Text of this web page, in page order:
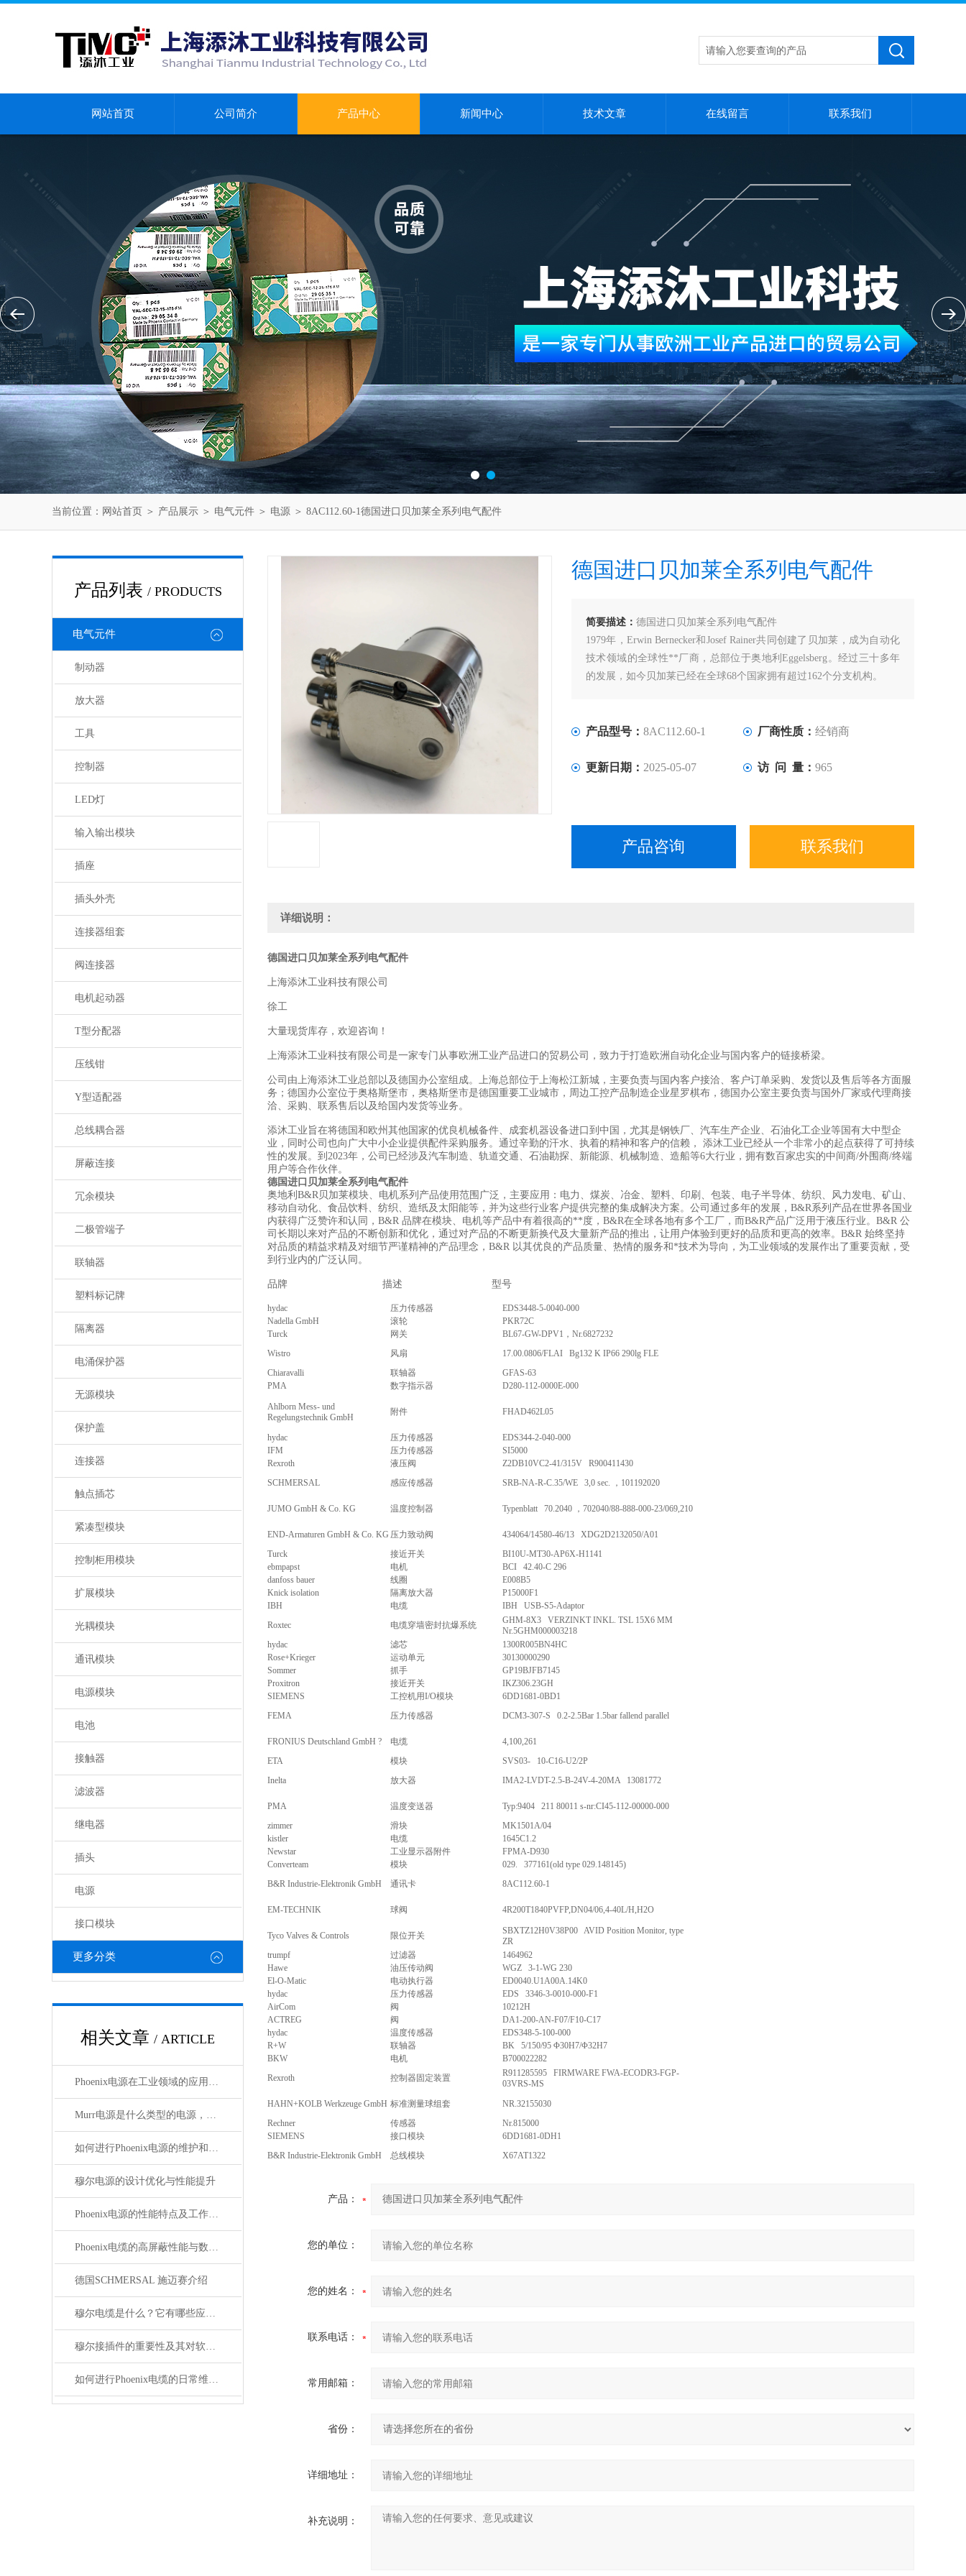
网站首页 公司简介 产品中心 新闻中心 技术文章 在线留言 联系我们
当前位置： 网站首页 ＞ 产品展示 ＞ 电气元件 ＞ 电源 ＞ 8AC112.60-1德国进口贝加莱全系列电气配件
产品列表 / PRODUCTS
电气元件
制动器
放大器
工具
控制器
LED灯
输入输出模块
插座
插头外壳
连接器组套
阀连接器
电机起动器
T型分配器
压线钳
Y型适配器
总线耦合器
屏蔽连接
冗余模块
二极管端子
联轴器
塑料标记牌
隔离器
电涌保护器
无源模块
保护盖
连接器
触点插芯
紧凑型模块
控制柜用模块
扩展模块
光耦模块
通讯模块
电源模块
电池
接触器
滤波器
继电器
插头
电源
接口模块
更多分类
相关文章 / ARTICLE
Phoenix电源在工业领域的应用与优势
Murr电源是什么类型的电源，主要用于哪些领域？
如何进行Phoenix电源的维护和保养？
穆尔电源的设计优化与性能提升
Phoenix电源的性能特点及工作温度分析
Phoenix电缆的高屏蔽性能与数据传输优势
德国SCHMERSAL 施迈赛介绍
穆尔电缆是什么？它有哪些应用领域？
穆尔接插件的重要性及其对软件开发的影响
如何进行Phoenix电缆的日常维护和保养？
德国进口贝加莱全系列电气配件
简要描述： 德国进口贝加莱全系列电气配件
1979年，Erwin Bernecker和Josef Rainer共同创建了贝加莱，成为自动化
技术领域的全球性**厂商，总部位于奥地利Eggelsberg。经过三十多年
的发展，如今贝加莱已经在全球68个国家拥有超过162个分支机构。
产品型号： 8AC112.60-1 厂商性质： 经销商
更新日期： 2025-05-07 访 问 量： 965
产品咨询 联系我们
详细说明：
德国进口贝加莱全系列电气配件
上海添沐工业科技有限公司
徐工
大量现货库存，欢迎咨询！
上海添沐工业科技有限公司是一家专门从事欧洲工业产品进口的贸易公司，致力于打造欧洲自动化企业与国内客户的链接桥梁。
公司由上海添沐工业总部以及德国办公室组成。上海总部位于上海松江新城，主要负责与国内客户接洽、客户订单采购、发货以及售后等各方面服
务；德国办公室位于奥格斯堡市，奥格斯堡市是德国重要工业城市，周边工控产品制造企业星罗棋布，德国办公室主要负责与国外厂家或代理商接
洽、采购、联系售后以及给国内发货等业务。
添沐工业旨在将德国和欧州其他国家的优良机械备件、成套机器设备进口到中国，尤其是钢铁厂、汽车生产企业、石油化工企业等国有大中型企
业，同时公司也向广大中小企业提供配件采购服务。通过辛勤的汗水、执着的精神和客户的信赖， 添沐工业已经从一个非常小的起点获得了可持续
性的发展。到2023年，公司已经涉及汽车制造、轨道交通、石油勘探、新能源、机械制造、造船等6大行业，拥有数百家忠实的中间商/外围商/终端
用户等合作伙伴。
德国进口贝加莱全系列电气配件
奥地利B&R贝加莱模块、电机系列产品使用范围广泛，主要应用：电力、煤炭、冶金、塑料、印刷、包装、电子半导体、纺织、风力发电、矿山、
移动自动化、食品饮料、纺织、造纸及太阳能等，并为这些行业客户提供完整的集成解决方案。公司通过多年的发展，B&R系列产品在世界各国业
内获得广泛赞许和认同，B&R 品牌在模块、电机等产品中有着很高的**度，B&R在全球各地有多个工厂，而B&R产品广泛用于液压行业。B&R 公
司长期以来对产品的不断创新和优化，通过对产品的不断更新换代及大量新产品的推出，让用户体验到更好的品质和更高的效率。B&R 始终坚持
对品质的精益求精及对细节严谨精神的产品理念，B&R 以其优良的产品质量、热情的服务和*技术为导向，为工业领域的发展作出了重要贡献，受
到行业内的广泛认同。
品牌 描述 型号
hydac 压力传感器
EDS3448-5-0040-000
Nadella GmbH
滚轮
PKR72C
Turck
网关
BL67-GW-DPV1，Nr.6827232
Wistro
风扇
17.00.0806/FLAI Bg132 K IP66 290lg FLE
Chiaravalli
联轴器
GFAS-63
PMA
数字指示器 D280-112-0000E-000
Ahlborn Mess- und
Regelungstechnik GmbH
附件 FHAD462L05
hydac 压力传感器
EDS344-2-040-000
IFM
压力传感器
SI5000
Rexroth
液压阀
Z2DB10VC2-41/315V R900411430
SCHMERSAL
感应传感器 SRB-NA-R-C.35/WE 3,0 sec. ，101192020
JUMO GmbH & Co. KG 温度控制器 Typenblatt 70.2040 ，702040/88-888-000-23/069,210
END-Armaturen GmbH & Co. KG 压力致动阀
434064/14580-46/13 XDG2D2132050/A01
Turck
接近开关
BI10U-MT30-AP6X-H1141
ebmpapst
电机
BCI 42.40-C 296
danfoss bauer
线圈
E008B5
Knick isolation
隔离放大器
P15000F1
IBH
电缆
IBH USB-S5-Adaptor
Roxtec
电缆穿墙密封抗爆系统
GHM-8X3 VERZINKT INKL. TSL 15X6 MM
Nr.5GHM000003218
hydac
滤芯
1300R005BN4HC
Rose+Krieger
运动单元
30130000290
Sommer
抓手
GP19BJFB7145
Proxitron
接近开关
IKZ306.23GH
SIEMENS
工控机用I/O模块
6DD1681-0BD1
FEMA
压力传感器 DCM3-307-S 0.2-2.5Bar 1.5bar fallend parallel
FRONIUS Deutschland GmbH ? 电缆
4,100,261
ETA
模块
SVS03- 10-C16-U2/2P
Inelta
放大器 IMA2-LVDT-2.5-B-24V-4-20MA 13081772
PMA 温度变送器
Typ:9404 211 80011 s-nr:CI45-112-00000-000
zimmer
滑块
MK1501A/04
kistler
电缆
1645C1.2
Newstar
工业显示器附件
FPMA-D930
Converteam
模块
029. 377161(old type 029.148145)
B&R Industrie-Elektronik GmbH
通讯卡 8AC112.60-1
EM-TECHNIK 球阀 4R200T1840PVFP,DN04/06,4-40L/H,H2O
Tyco Valves & Controls 限位开关
SBXTZ12H0V38P00 AVID Position Monitor, type
ZR
trumpf
过滤器
1464962
Hawe
油压传动阀
WGZ 3-1-WG 230
El-O-Matic
电动执行器
ED0040.U1A00A.14K0
hydac
压力传感器
EDS 3346-3-0010-000-F1
AirCom
阀
10212H
ACTREG
阀
DA1-200-AN-F07/F10-C17
hydac
温度传感器
EDS348-5-100-000
R+W
联轴器
BK 5/150/95 Φ30H7/Φ32H7
BKW
电机
B700022282
Rexroth
控制器固定装置
R911285595 FIRMWARE FWA-ECODR3-FGP-
03VRS-MS
HAHN+KOLB Werkzeuge GmbH 标准测量球组套
NR.32155030
Rechner
传感器
Nr.815000
SIEMENS
接口模块
6DD1681-0DH1
B&R Industrie-Elektronik GmbH
总线模块 X67AT1322
产品：
您的单位：
您的姓名：
联系电话：
常用邮箱：
省份：
详细地址：
补充说明：